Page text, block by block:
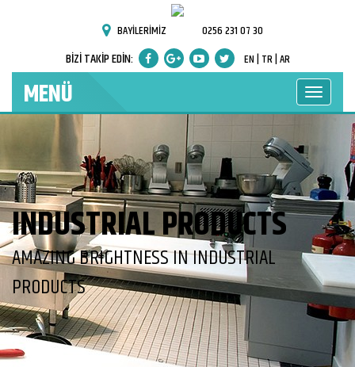
BAYİLERİMİZ 0256 231 07 30
BİZİ TAKİP EDİN: EN | TR |AR
MENÜ
INDUSTRIAL PRODUCTS
AMAZING BRIGHTNESS IN INDUSTRIAL
PRODUCTS